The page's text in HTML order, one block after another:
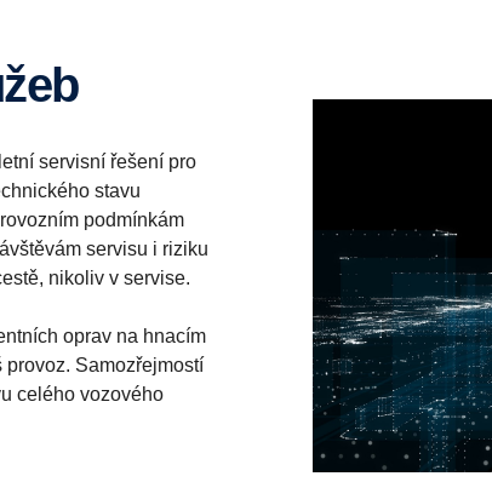
servisní řešení pro
stavu
podmínkám
servisu i riziku
nikoliv v servise.
oprav na hnacím
provoz. Samozřejmostí
celého vozového